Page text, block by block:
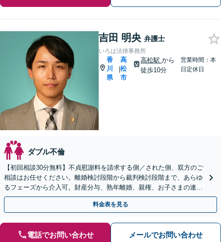
吉田 明央 弁護士
いろは法律事務所
香
川
県
|
高
松
市
高松駅 から
徒歩10分
営業時間：本
日定休日
ダブル不倫
【初回相談30分無料】不貞慰謝料を請求する側／された側、双方のご
相談はお任せください。離婚検討段階から裁判検討段階まで、あらゆ
るフェーズから介入可。財産分与、熟年離婚、親権、お子さまの連れ
去りなど幅広いご相談に対応【弁護士歴10年以上】
料金表を見る
電話でお問い合わせ メールでお問い合わせ